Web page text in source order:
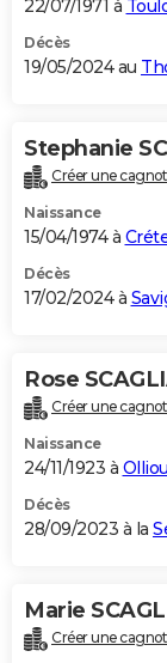
22/07/1971 à
Décès
19/05/2024 au
Stephanie
Créer une
Naissance
15/04/1974 à
Décès
17/02/2024 à
Rose
Créer une
Naissance
24/11/1923 à
Décès
28/09/2023 à la
Marie
Créer une